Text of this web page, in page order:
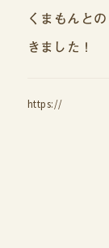
くまもんと
きました！
https://